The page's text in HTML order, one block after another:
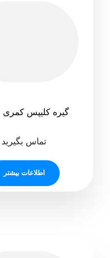
گیره کلیپس کمری
تماس بگیرید
اطلاعات بیشتر